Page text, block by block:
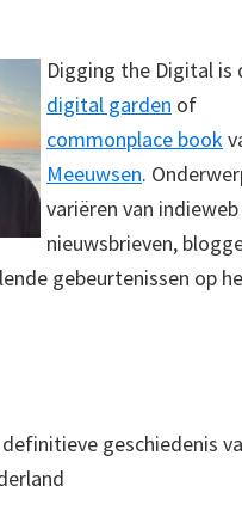
Digging the Digital is
digital garden of
commonplace book
Meeuwsen.
variëren van
nieuwsbrieven,
gebeurtenissen op
definitieve geschiedenis